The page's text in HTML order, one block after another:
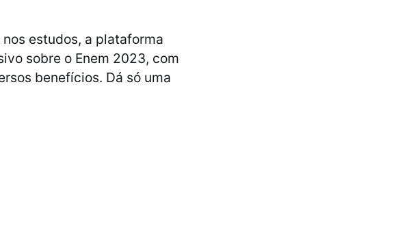
estudos, a plataforma
sobre o Enem 2023, com
benefícios. Dá só uma